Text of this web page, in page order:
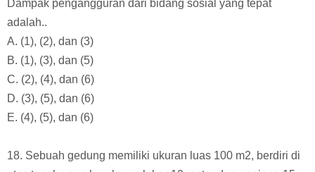
(4) meningkatnya angka kemiskinan
(5) menurunnya gross domestic product
(6) menurunnya tingkat pendidikan masyarakat
Dampak pengangguran dari bidang sosial yang tepat
adalah..
A. (1), (2), dan (3)
C. (2), (4), dan (6)